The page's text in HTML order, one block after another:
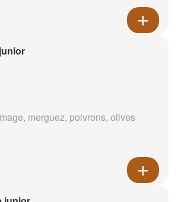
merguez, poivrons, olives